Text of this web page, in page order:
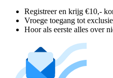
Registreer en krijg €10,-
Vroege toegang tot
Hoor als eerste alles over